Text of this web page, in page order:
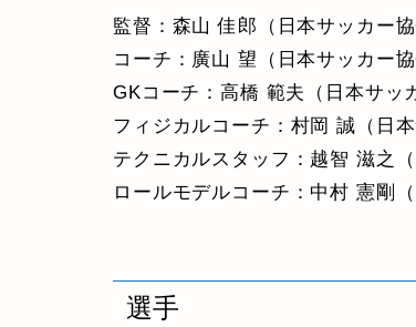
監督：森山 佳郎（日本サッカー
コーチ：廣山 望（日本サッカー
GKコーチ：高橋 範夫（日本サッ
フィジカルコーチ：村岡 誠（日
テクニカルスタッフ：越智 滋之
ロールモデルコーチ：中村 憲剛
選手